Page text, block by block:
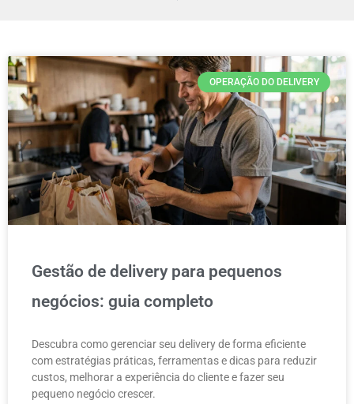
OPERAÇÃO DO DELIVERY
Gestão de delivery para pequenos
negócios: guia completo
Descubra como gerenciar seu delivery de forma eficiente
com estratégias práticas, ferramentas e dicas para reduzir
custos, melhorar a experiência do cliente e fazer seu
pequeno negócio crescer.